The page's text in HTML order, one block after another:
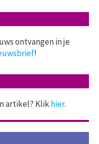
ontvangen in je
!
artikel? Klikhier.